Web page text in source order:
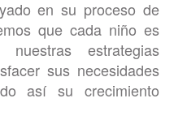
en su proceso de
que cada niño es
estrategias
sus necesidades
así su crecimiento